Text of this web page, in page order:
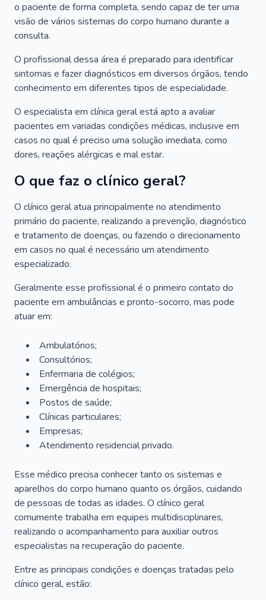
o paciente de forma completa, sendo capaz de ter uma
visão de vários sistemas do corpo humano durante a
consulta.
O profissional dessa área é preparado para identificar
sintomas e fazer diagnósticos em diversos órgãos, tendo
conhecimento em diferentes tipos de especialidade.
O especialista em clínica geral está apto a avaliar
pacientes em variadas condições médicas, inclusive em
casos no qual é preciso uma solução imediata, como
dores, reações alérgicas e mal estar.
O que faz o clínico geral?
O clínico geral atua principalmente no atendimento
primário do paciente, realizando a prevenção, diagnóstico
e tratamento de doenças, ou fazendo o direcionamento
em casos no qual é necessário um atendimento
especializado.
Geralmente esse profissional é o primeiro contato do
paciente em ambulâncias e pronto-socorro, mas pode
atuar em:
Ambulatórios;
Consultórios;
Enfermaria de colégios;
Emergência de hospitais;
Postos de saúde;
Clínicas particulares;
Empresas;
Atendimento residencial privado.
Esse médico precisa conhecer tanto os sistemas e
aparelhos do corpo humano quanto os órgãos, cuidando
de pessoas de todas as idades. O clínico geral
comumente trabalha em equipes multidisciplinares,
realizando o acompanhamento para auxiliar outros
especialistas na recuperação do paciente.
Entre as principais condições e doenças tratadas pelo
clínico geral, estão: